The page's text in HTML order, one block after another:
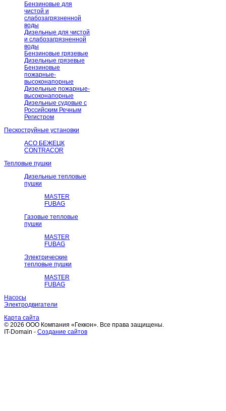
Бензиновые для
чистой и
слабозагрязненной
воды
Дизельные для чистой
и слабозагрязненной
воды
Бензиновые грязевые
Дизельные грязевые
Бензиновые
пожарные-
высоконапорные
Дизельные пожарные-
высоконапорные
Дизельные судовые с
Российским Речным
Регистром
Пескоструйные установки
АСО БЕЖЕЦК
CONTRACOR
Тепловые пушки
Дизельные тепловые
пушки
MASTER
FUBAG
Газовые тепловые
пушки
MASTER
FUBAG
Электрические
тепловые пушки
MASTER
FUBAG
Насосы
Электродвигатели
Карта сайта
© 2026 ООО Компания «Геккон». Все права защищены.
IT-Domain - Создание сайтов